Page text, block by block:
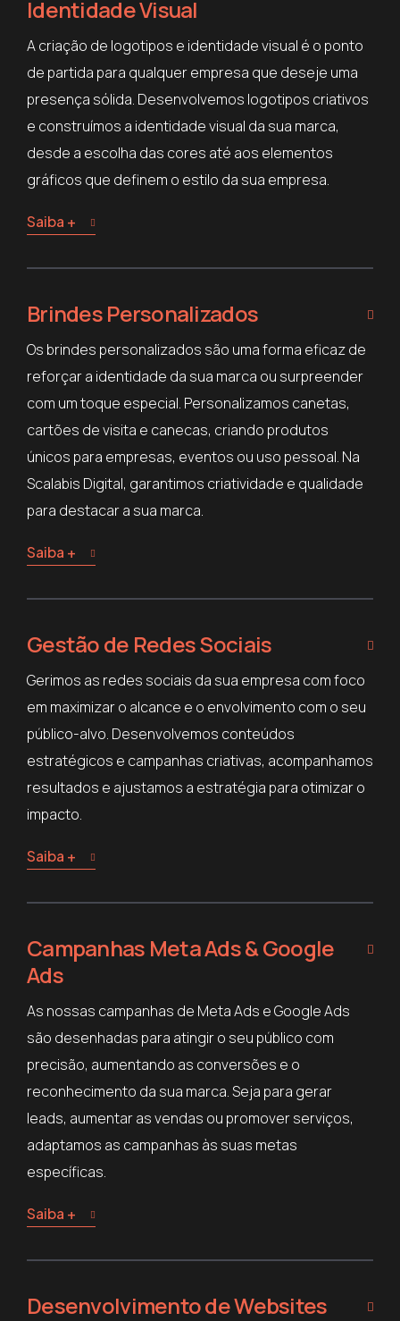
Identidade Visual
A criação de logotipos e identidade visual é o ponto
de partida para qualquer empresa que deseje uma
presença sólida. Desenvolvemos logotipos criativos
e construímos a identidade visual da sua marca,
desde a escolha das cores até aos elementos
gráficos que definem o estilo da sua empresa.
Saiba +
Brindes Personalizados
Os brindes personalizados são uma forma eficaz de
reforçar a identidade da sua marca ou surpreender
com um toque especial. Personalizamos canetas,
cartões de visita e canecas, criando produtos
únicos para empresas, eventos ou uso pessoal. Na
Scalabis Digital, garantimos criatividade e qualidade
para destacar a sua marca.
Saiba +
Gestão de Redes Sociais
Gerimos as redes sociais da sua empresa com foco
em maximizar o alcance e o envolvimento com o seu
público-alvo. Desenvolvemos conteúdos
estratégicos e campanhas criativas, acompanhamos
resultados e ajustamos a estratégia para otimizar o
impacto.
Saiba +
Campanhas Meta Ads & Google
Ads
As nossas campanhas de Meta Ads e Google Ads
são desenhadas para atingir o seu público com
precisão, aumentando as conversões e o
reconhecimento da sua marca. Seja para gerar
leads, aumentar as vendas ou promover serviços,
adaptamos as campanhas às suas metas
específicas.
Saiba +
Desenvolvimento de Websites